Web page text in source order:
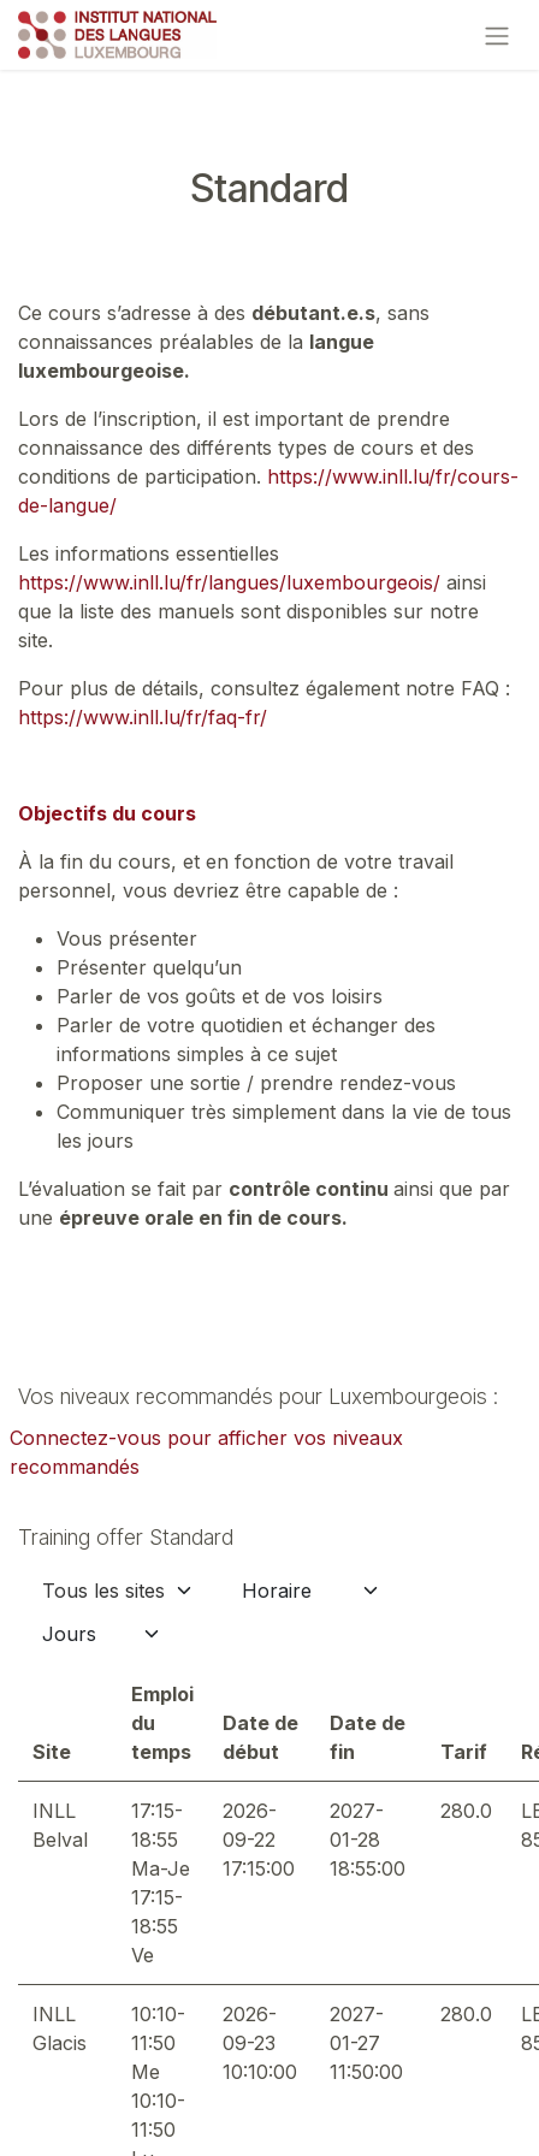
Se rendre au contenu
Standard
Ce cours s’adresse à des débutant.e.s, sans
connaissances préalables de la langue
luxembourgeoise.
Lors de l’inscription, il est important de prendre
connaissance des différents types de cours et des
conditions de participation. https://www.inll.lu/fr/cours-
de-langue/
Les informations essentielles
https://www.inll.lu/fr/langues/luxembourgeois/ ainsi
que la liste des manuels sont disponibles sur notre
site.
Pour plus de détails, consultez également notre FAQ :
https://www.inll.lu/fr/faq-fr/
Objectifs du cours
À la fin du cours, et en fonction de votre travail
personnel, vous devriez être capable de :
Vous présenter
Présenter quelqu’un
Parler de vos goûts et de vos loisirs
Parler de votre quotidien et échanger des
informations simples à ce sujet
Proposer une sortie / prendre rendez-vous
Communiquer très simplement dans la vie de tous
les jours
L’évaluation se fait par contrôle continu ainsi que par
une épreuve orale en fin de cours.
Vos niveaux recommandés pour Luxembourgeois :
Connectez-vous pour afficher vos niveaux
recommandés
Training offer Standard
Site
Emploi
du
temps
Date de
début
Date de
fin
Tarif
INLL
Belval
17:15-
18:55
Ma-Je
17:15-
18:55
Ve
2026-
09-22
17:15:00
2027-
01-28
18:55:00
280.0
INLL
Glacis
10:10-
11:50
Me
10:10-
11:50
2026-
09-23
10:10:00
2027-
01-27
11:50:00
280.0